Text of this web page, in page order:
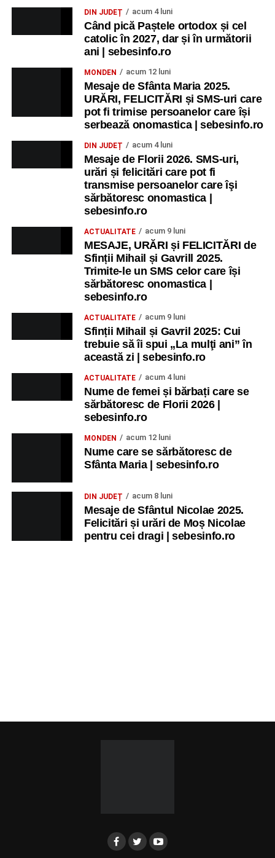
DIN JUDEȚ acum 4 luni
Când pică Paștele ortodox și cel
catolic în 2027, dar și în următorii
ani | sebesinfo.ro
MONDEN acum 12 luni
Mesaje de Sfânta Maria 2025.
URĂRI, FELICITĂRI și SMS-uri care
pot fi trimise persoanelor care își
serbează onomastica | sebesinfo.ro
DIN JUDEȚ acum 4 luni
Mesaje de Florii 2026. SMS-uri,
urări și felicitări care pot fi
transmise persoanelor care îşi
sărbătoresc onomastica |
sebesinfo.ro
ACTUALITATE acum 9 luni
MESAJE, URĂRI și FELICITĂRI de
Sfinții Mihail și Gavrill 2025.
Trimite-le un SMS celor care își
sărbătoresc onomastica |
sebesinfo.ro
ACTUALITATE acum 9 luni
Sfinții Mihail și Gavril 2025: Cui
trebuie să îi spui „La mulţi ani” în
această zi | sebesinfo.ro
ACTUALITATE acum 4 luni
Nume de femei și bărbați care se
sărbătoresc de Florii 2026 |
sebesinfo.ro
MONDEN acum 12 luni
Nume care se sărbătoresc de
Sfânta Maria | sebesinfo.ro
DIN JUDEȚ acum 8 luni
Mesaje de Sfântul Nicolae 2025.
Felicitări și urări de Moș Nicolae
pentru cei dragi | sebesinfo.ro